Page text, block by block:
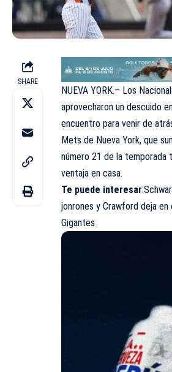
SHARE
NUEVA YORK.– Los
aprovecharon un descuido
encuentro para venir de
Mets de Nueva York, que
número 21 de la temporada
ventaja en casa.
Te puede interesar:
jonrones y Crawford deja
Gigantes